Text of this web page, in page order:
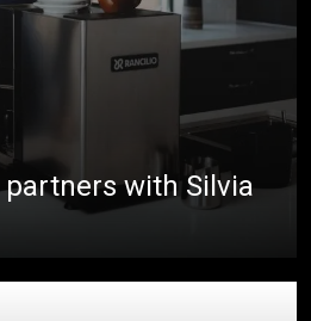
with Silvia